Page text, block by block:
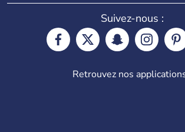
Suivez-nous :
Retrouvez nos